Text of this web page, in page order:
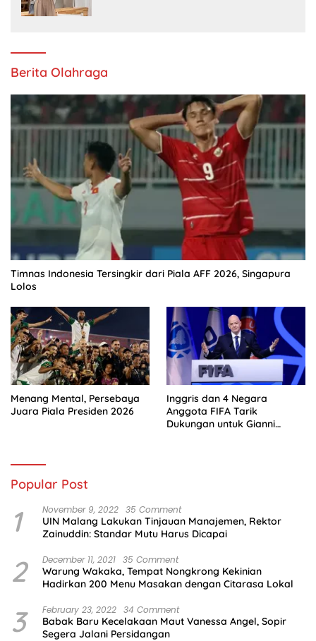
Berita Olahraga
Timnas Indonesia Tersingkir dari Piala AFF 2026, Singapura
Lolos
Menang Mental, Persebaya
Juara Piala Presiden 2026
Inggris dan 4 Negara
Anggota FIFA Tarik
Dukungan untuk Gianni
Popular Post
1 November 9, 2022 35 Comment
UIN Malang Lakukan Tinjauan Manajemen, Rektor
Zainuddin: Standar Mutu Harus Dicapai
2 December 11, 2021 35 Comment
Warung Wakaka, Tempat Nongkrong Kekinian
Hadirkan 200 Menu Masakan dengan Citarasa Lokal
3 February 23, 2022 34 Comment
Babak Baru Kecelakaan Maut Vanessa Angel, Sopir
Segera Jalani Persidangan